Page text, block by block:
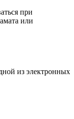
при
или
из электронных